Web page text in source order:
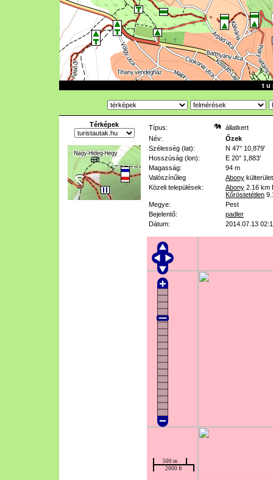
t u
Térképek Típus:
állatkert
Név:
Őzek
Szélesség (lat):
N 47° 10,879'
Hosszúság (lon):
E 20° 1,883'
Magasság:
94 m
Valószínűleg
Abony
Közeli települések:
Abony 2.16 km
Kőröstetétlen
Megye:
Pest
Bejelentő:
padler
Dátum:
2014.07.13